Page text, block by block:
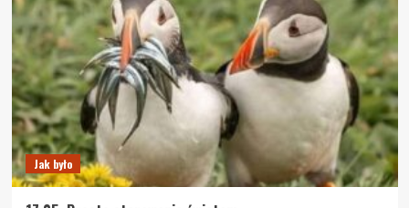
Jak było